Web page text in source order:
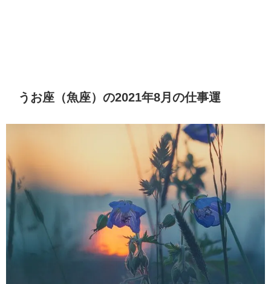
うお座（魚座）の2021年8月の仕事運